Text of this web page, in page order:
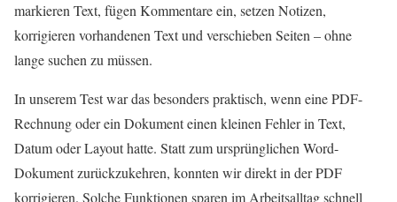
markieren Text, fügen Kommentare ein, setzen Notizen,
korrigieren vorhandenen Text und verschieben Seiten – ohne
lange suchen zu müssen.
In unserem Test war das besonders praktisch, wenn eine PDF-
Rechnung oder ein Dokument einen kleinen Fehler in Text,
Datum oder Layout hatte. Statt zum ursprünglichen Word-
Dokument zurückzukehren, konnten wir direkt in der PDF
korrigieren. Solche Funktionen sparen im Arbeitsalltag schnell